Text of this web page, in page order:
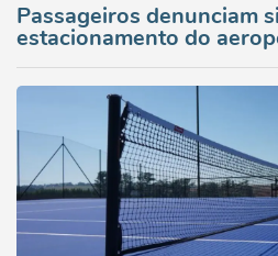
Passageiros denunciam
estacionamento do